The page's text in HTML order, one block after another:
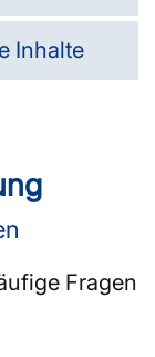
Inhalte
Fragen